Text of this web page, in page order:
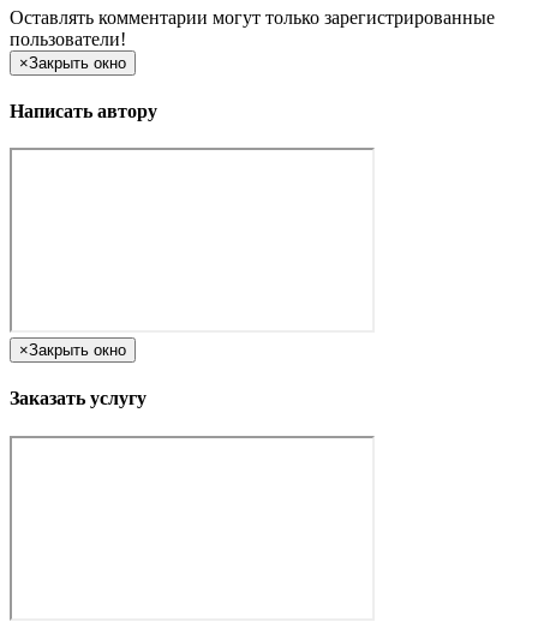
Оставлять комментарии могут только зарегистрированные
пользователи!
×Закрыть окно
Написать автору
×Закрыть окно
Заказать услугу